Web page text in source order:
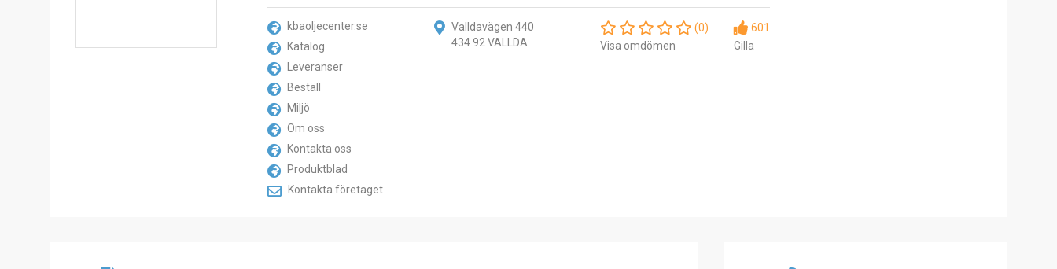
kbaoljecenter.se
Katalog
Leveranser
Beställ
Miljö
Om oss
Kontakta oss
Produktblad
Kontakta företaget
Valldavägen 440
434 92 VALLDA
(0)
Visa omdömen
601
Gilla